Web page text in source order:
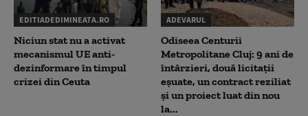
EDITIADEDIMINEATA.RO
Niciun stat nu a activat
mecanismul UE anti-
dezinformare în timpul
crizei din Ceuta
ADEVARUL
Odiseea Centurii
Metropolitane Cluj: 9 ani de
întârzieri, două licitații
eșuate, un contract reziliat
și un proiect luat din nou
la...